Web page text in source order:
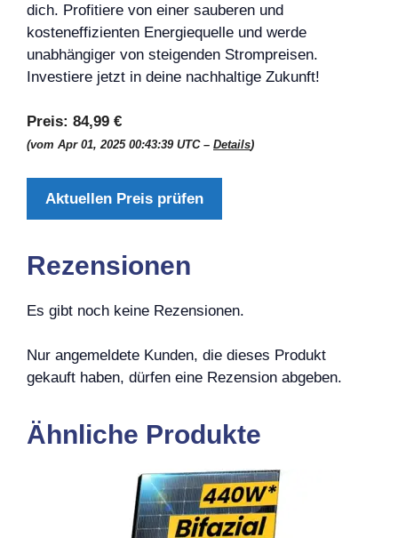
dich. Profitiere von einer sauberen und
kosteneffizienten Energiequelle und werde
unabhängiger von steigenden Strompreisen.
Investiere jetzt in deine nachhaltige Zukunft!
Preis: 84,99 €
(vom Apr 01, 2025 00:43:39 UTC – Details)
Aktuellen Preis prüfen
Rezensionen
Es gibt noch keine Rezensionen.
Nur angemeldete Kunden, die dieses Produkt
gekauft haben, dürfen eine Rezension abgeben.
Ähnliche Produkte